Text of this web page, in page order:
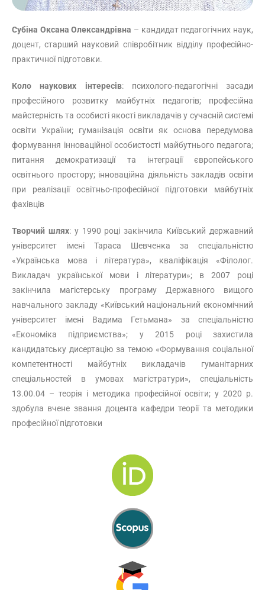
Субіна Оксана Олександрівна – кандидат педагогічних наук,
доцент, старший науковий співробітник відділу професійно-
практичної підготовки.
Коло наукових інтересів: психолого-педагогічні засади
професійного розвитку майбутніх педагогів; професійна
майстерність та особисті якості викладачів у сучасній системі
освіти України; гуманізація освіти як основа передумова
формування інноваційної особистості майбутнього педагога;
питання демократизації та інтеграції європейського
освітнього простору; інноваційна діяльність закладів освіти
при реалізації освітньо-професійної підготовки майбутніх
фахівців
Творчий шлях: у 1990 році закінчила Київський державний
університет імені Тараса Шевченка за спеціальністю
«Українська мова і література», кваліфікація «Філолог.
Викладач української мови і літератури»; в 2007 році
закінчила магістерську програму Державного вищого
навчального закладу «Київський національний економічний
університет імені Вадима Гетьмана» за спеціальністю
«Економіка підприємства»; у 2015 році захистила
кандидатську дисертацію за темою «Формування соціальної
компетентності майбутніх викладачів гуманітарних
спеціальностей в умовах магістратури», спеціальність
13.00.04 – теорія і методика професійної освіти; у 2020 р.
здобула вчене звання доцента кафедри теорії та методики
професійної підготовки